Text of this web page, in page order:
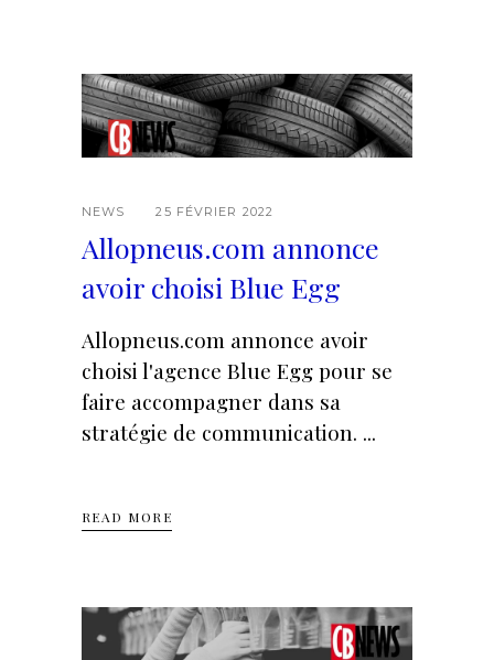
NEWS 25 FÉVRIER 2022
Allopneus.com annonce
avoir choisi Blue Egg
Allopneus.com annonce avoir
choisi l'agence Blue Egg pour se
faire accompagner dans sa
stratégie de communication.
READ MORE